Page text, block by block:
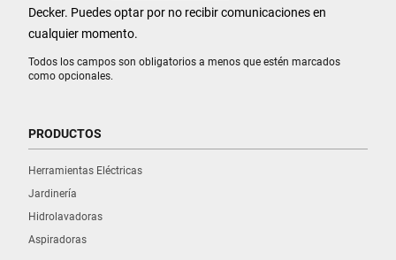
Todos los campos son obligatorios a menos que estén marcados
como opcionales.
Decker. Puedes optar por no recibir comunicaciones en
cualquier momento.
PRODUCTOS
Herramientas Eléctricas
Jardinería
Hidrolavadoras
Aspiradoras